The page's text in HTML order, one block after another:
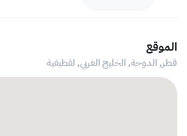
الموقع
قطر, الدوحة,الخليج الغربي, لقطيفية